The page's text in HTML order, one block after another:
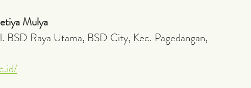
Mulya
BSD Raya Utama, BSD City, Kec. Pagedangan,